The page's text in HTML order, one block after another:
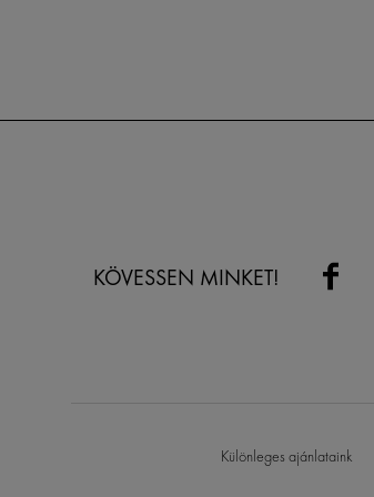
KÖVESSEN MINKET!
Különleges ajánlataink